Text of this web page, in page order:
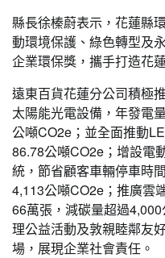
縣長徐榛蔚表示，花蓮縣
動環境保護、綠色轉型及
企業環保獎，攜手打造花
遠東百貨花蓮分公司積極
太陽能光電設備，年發電
公噸CO2e；並全面推動
86.78公噸CO2e；增設電
統，節省顧客車輛停車時
4,113公噸CO2e；推廣雲
66萬張，減碳量超過
理公益活動及敦親睦鄰友
場，展現企業社會責任。